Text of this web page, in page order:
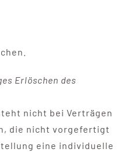
Erlöschen des
nicht bei Verträgen
die nicht vorgefertigt
eine individuelle